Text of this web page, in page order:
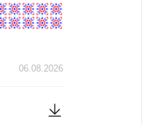
06.08.2026